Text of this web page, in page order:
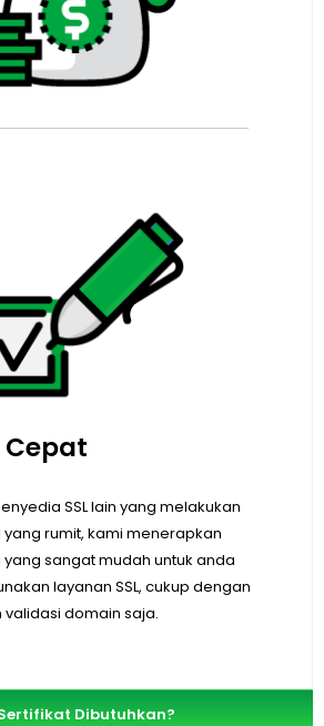
SSL lain yang melakukan
rumit, kami menerapkan
sangat mudah untuk anda
layanan SSL, cukup dengan
domain saja.
Dibutuhkan?